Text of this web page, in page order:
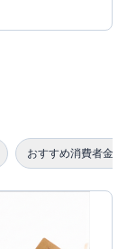
おすすめ消費者金融